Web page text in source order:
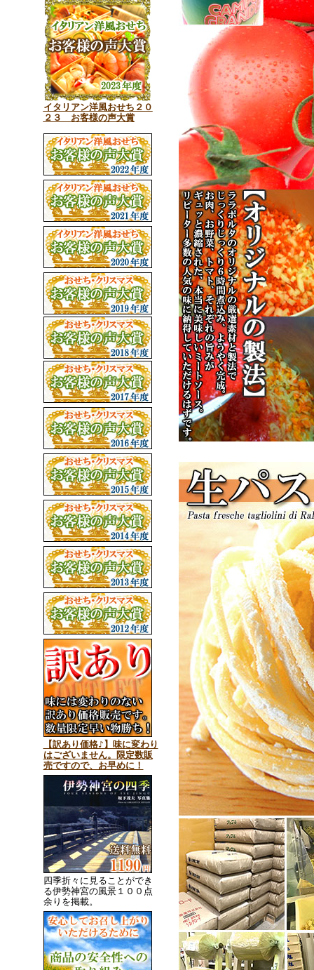
イタリアン洋風おせち２０
２３ お客様の声大賞
【訳あり価格♪】味に変わり
はございません。限定数販
売ですので、お早めに！
四季折々に見ることができ
る伊勢神宮の風景１００点
余りを掲載。